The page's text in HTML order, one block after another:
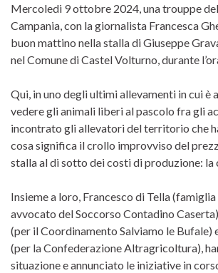
Mercoledi 9 ottobre 2024, una trouppe
Campania, con la giornalista Francesca
buon mattino nella stalla di Giuseppe
nel Comune di Castel Volturno, durante
Qui, in uno degli ultimi allevamenti in cui è
vedere gli animali liberi al pascolo fra gli
incontrato gli allevatori del territorio che
cosa significa il crollo improvviso del
stalla al di sotto dei costi di produzione: la
Insieme a loro, Francesco di Tella
avvocato del Soccorso Contadino
(per il Coordinamento Salviamo le Bufale)
(per la Confederazione Altragricoltura),
situazione e annunciato le iniziative in